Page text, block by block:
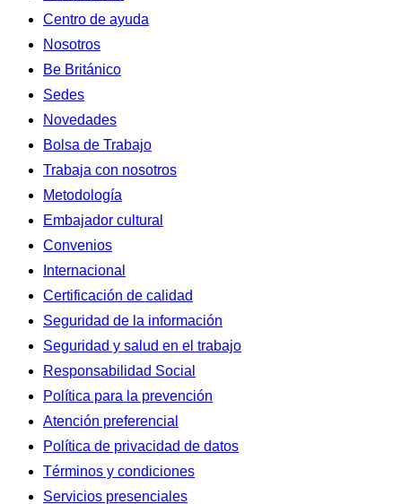
Centro de ayuda
Nosotros
Be Británico
Sedes
Novedades
Bolsa de Trabajo
Trabaja con nosotros
Metodología
Embajador cultural
Convenios
Internacional
Certificación de calidad
Seguridad de la información
Seguridad y salud en el trabajo
Responsabilidad Social
Política para la prevención
Atención preferencial
Política de privacidad de datos
Términos y condiciones
Servicios presenciales